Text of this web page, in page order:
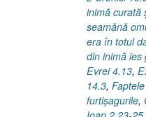
inimă curată
seamănă
era în totul
din inimă ies
Evrei 4.13,
14.3,
furtişagurile,